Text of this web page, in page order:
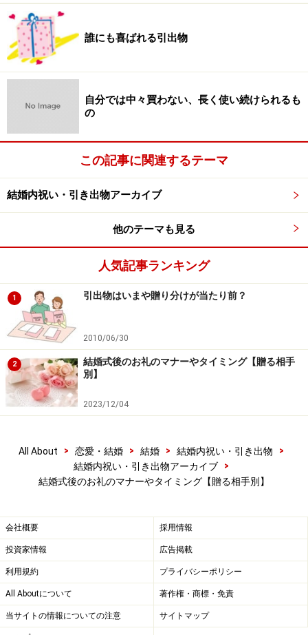
別居の兄弟姉妹には、結婚式後にお礼の電話を。ハネム
ーンのお土産と結婚式の写真は、直接渡すか送りましょ
う。
仲人・媒酌人には、1週間以内にお礼状を
仲人・媒酌人の方には、結婚式後1週間以内に二人の名
前でお礼状を書きましょう。ハネムーンから帰ったら、
のがベストです。遠方にお住まいの場合は、手紙を添え
て送ってもいいと思います。また、せっかくのご縁です
から、その後も、年賀状を送るなどお付き合いは続けて
いきたいものです。
主賓・乾杯をしてくれた方には、1週間以内
にお礼状を
主賓や乾杯の挨拶をしてくださった方には、結婚式後1
週間以内にお礼状を送るか、会社ですぐ会う方などには
直接お礼を言いましょう。式後すぐにハネムーンに出か
ける場合はお土産を一緒に。
誰にも喜ばれる引出物
自分では中々買わない、長く使い続けられるも
の
この記事に関連するテーマ
結婚内祝い・引き出物アーカイブ
他のテーマも見る
人気記事ランキング
1 引出物はいまや贈り分けが当たり前？
2010/06/30
2
結婚式後のお礼のマナーやタイミング【贈る相手
別】
2023/12/04
All About > 恋愛・結婚 > 結婚 > 結婚内祝い・引き出物
>
結婚内祝い・引き出物アーカイブ
>
結婚式後のお礼のマナーやタイミング【贈る相手別】
会社概要 採用情報
投資家情報 広告掲載
利用規約 プライバシーポリシー
All Aboutについて 著作権・商標・免責
当サイトの情報についての注意 サイトマップ